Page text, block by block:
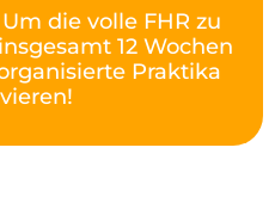
die volle FHR zu
12 Wochen
Praktika